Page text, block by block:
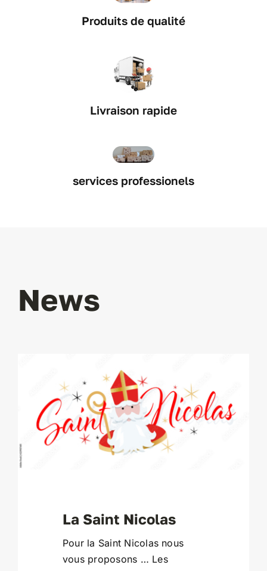
Produits de qualité
Livraison rapide
services professionels
News
La Saint Nicolas
Pour la Saint Nicolas nous
vous proposons … Les